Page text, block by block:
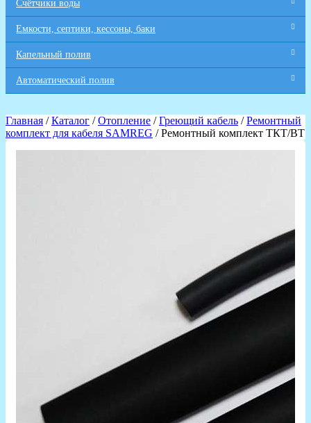
Счётчики воды
Емкости, септики, кессоны, баки
Капельный полив
Автоматический полив
Главная /Каталог /Отопление /Греющий кабель /Ремонтный
комплект для кабеля SAMREG / Ремонтный комплект ТКТ/ВТ